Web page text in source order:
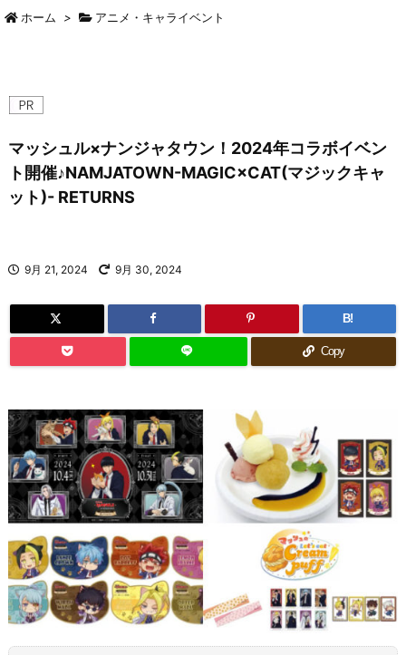
ホーム > アニメ・キャライベント
マッシュル×ナンジャタウン！2024年コラボイベン
ト開催♪NAMJATOWN-MAGIC×CAT(マジックキャ
ット)- RETURNS
9月 21, 2024 9月 30, 2024
B!
Copy